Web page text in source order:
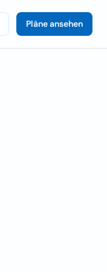
Pläne ansehen